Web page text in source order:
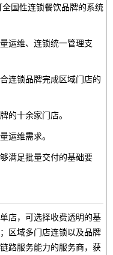
国性连锁餐饮品牌的系统
运维、连锁统一管理支
连锁品牌完成区域门店的
的十余家门店。
运维需求。
满足批量交付的基础要
店，可选择收费透明的基
区域多门店连锁以及品牌
路服务能力的服务商，获